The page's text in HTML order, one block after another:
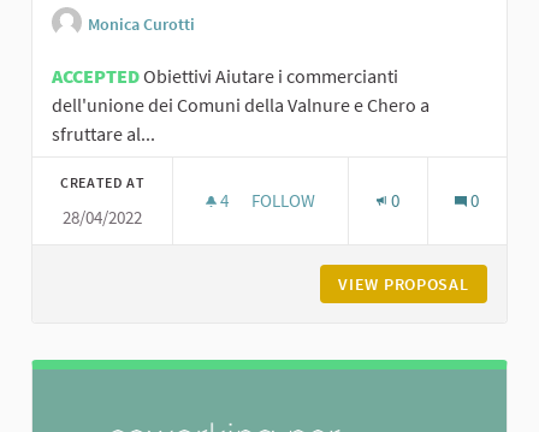
Monica Curotti
ACCEPTEDObiettivi Aiutare i commercianti
dell'unione dei Comuni della Valnure e Chero a
sfruttare al...
CREATED AT
28/04/2022
4 4 FOLLOWERS
FOLLOW 0 0
VIEW PROPOSAL